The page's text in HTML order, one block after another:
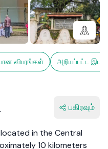
4+
விபரங்கள் அறியப்பட்ட
பகிரவும்
in the Central
10 kilometers